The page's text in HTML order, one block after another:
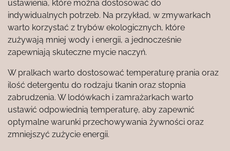
ustawienia, które można dostosować do
indywidualnych potrzeb. Na przykład, w zmywarkach
warto korzystać z trybów ekologicznych, które
zużywają mniej wody i energii, a jednocześnie
zapewniają skuteczne mycie naczyń.
W pralkach warto dostosować temperaturę prania oraz
ilość detergentu do rodzaju tkanin oraz stopnia
zabrudzenia. W lodówkach i zamrażarkach warto
ustawić odpowiednią temperaturę, aby zapewnić
optymalne warunki przechowywania żywności oraz
zmniejszyć zużycie energii.